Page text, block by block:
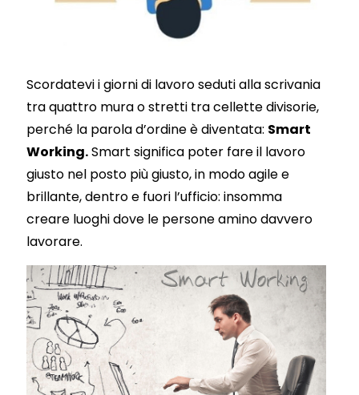
Scordatevi i giorni di lavoro seduti alla scrivania
tra quattro mura o stretti tra cellette divisorie,
perché la parola d’ordine è diventata: Smart
Working.Smart significa poter fare il lavoro
giusto nel posto più giusto, in modo agile e
brillante, dentro e fuori l’ufficio: insomma
creare luoghi dove le persone amino davvero
lavorare.